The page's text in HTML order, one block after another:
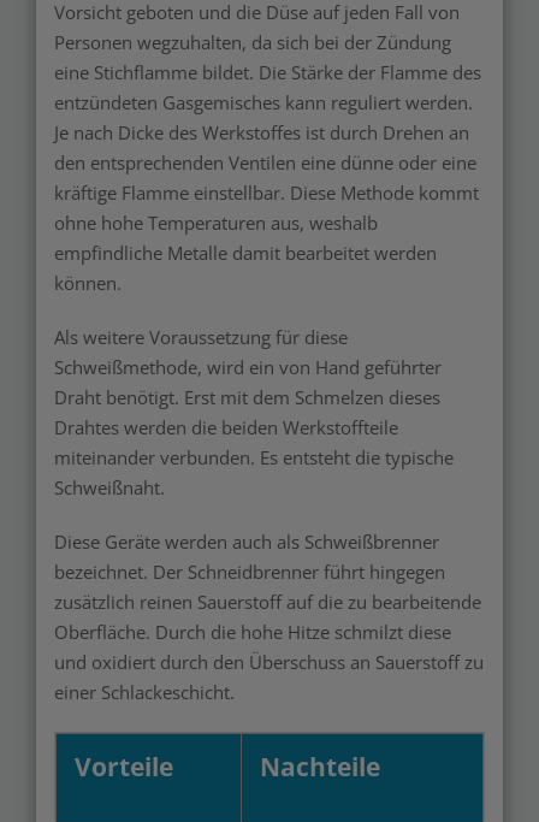
Vorsicht geboten und die Düse auf jeden Fall von
Personen wegzuhalten, da sich bei der Zündung
eine Stichflamme bildet. Die Stärke der Flamme des
entzündeten Gasgemisches kann reguliert werden.
Je nach Dicke des Werkstoffes ist durch Drehen an
den entsprechenden Ventilen eine dünne oder eine
kräftige Flamme einstellbar. Diese Methode kommt
ohne hohe Temperaturen aus, weshalb
empfindliche Metalle damit bearbeitet werden
können.
Als weitere Voraussetzung für diese
Schweißmethode, wird ein von Hand geführter
Draht benötigt. Erst mit dem Schmelzen dieses
Drahtes werden die beiden Werkstoffteile
miteinander verbunden. Es entsteht die typische
Schweißnaht.
Diese Geräte werden auch als Schweißbrenner
bezeichnet. Der Schneidbrenner führt hingegen
zusätzlich reinen Sauerstoff auf die zu bearbeitende
Oberfläche. Durch die hohe Hitze schmilzt diese
und oxidiert durch den Überschuss an Sauerstoff zu
einer Schlackeschicht.
Vorteile Nachteile